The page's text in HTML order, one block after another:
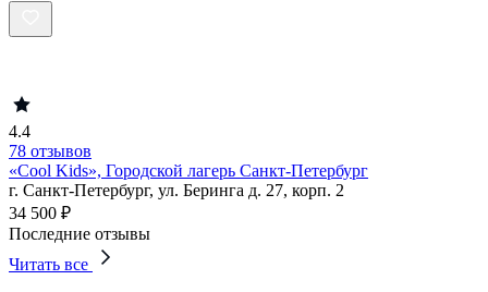
4.4
78 отзывов
«Cool Kids», Городской лагерь Санкт-Петербург
г. Санкт-Петербург, ул. Беринга д. 27, корп. 2
34 500 ₽
Последние отзывы
Читать все